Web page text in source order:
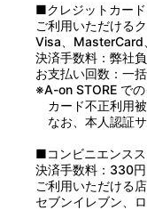
■クレジットカード
ご利用いただける
Visa、MasterCard
決済手数料：弊社
お支払い回数：一
※A-on STORE で
カード不正利用
なお、本人認証
■コンビニエンス
決済手数料：330円
ご利用いただける店
セブンイレブン、